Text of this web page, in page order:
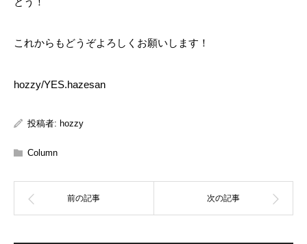
これからもどうぞよろしくお願いします！
hozzy/YES.hazesan
投稿者: hozzy
Column